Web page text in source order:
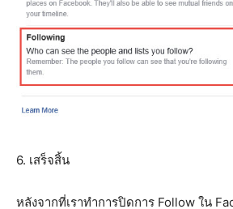
6. เสร็จสิ้น
หลังจากที่เราทำการปิดการ Follow ใน